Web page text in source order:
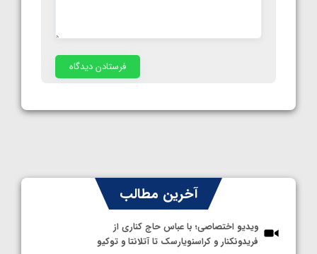
آخرین مطالب
ویدیو اختصاصی؛ با عباس حاج کناری از
فریدونکنار و کراسنویارسک تا آتلانتا و توکیو